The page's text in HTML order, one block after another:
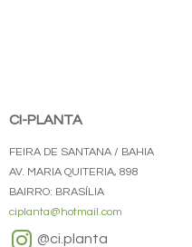
CI-PLANTA
FEIRA DE SANTANA / BAHIA
AV. MARIA QUITERIA, 898
BAIRRO: BRASÍLIA
ciplanta@hotmail.com
@ci.planta